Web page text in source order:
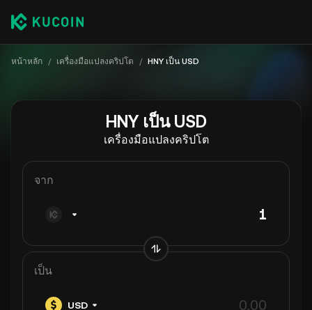
หน้าหลัก / เครื่องมือแปลงคริปโต / HNY เป็น USD
HNY เป็น USD
เครื่องมือแปลงคริปโต
จาก
เป็น
USD